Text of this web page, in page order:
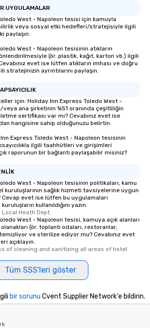
UYGULAMALAR
West - Napoleon tesisi için kamuyla
veya sosyal etki hedefleri/stratejisiyle ilgili
paylaşın.
West - Napoleon tesisinin atıkların
(ör. plastik, kağıt, karton vb.) ilgili
evet ise lütfen atıkların imhası ve doğru
ayrıntılarını paylaşın.
için: Holiday Inn Express Toledo West -
ana şirketinin %51 oranında çeşitliliğin
sertifikası var mı? Cevabınız evet ise
hangisine sahip olduğunuzu belirtin.
Express Toledo West - Napoleon tesisinin
ilgili taahhütleri ve girişimleri
raporunun bir bağlantı paylaşabilir misiniz?
West - Napoleon tesisinin politikaları, kamu
kuruluşlarının sağlık hizmeti tavsiyelerine uygun
Cevap evet ise lütfen bu uygulamaları
kullanıldığını yazın.
Local Heath Dept.
West - Napoleon tesisi, kamuya açık alanları
(ör. toplantı odaları, restoranlar,
ve sterilize ediyor mu? Cevabınız evet
açıklayın.
of cleaning and sanitizing all areas of hotel
Tüm SSS'leri göster
bir sorunu Cvent Supplier Network'e bildirin.